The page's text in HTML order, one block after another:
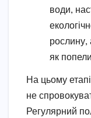
води,
рослину,
як
На цьому
не
Регулярний